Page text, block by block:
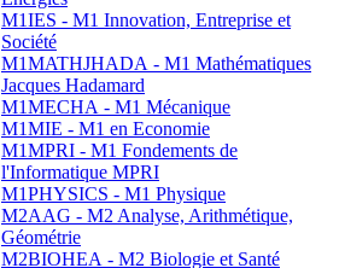
M1IES - M1 Innovation, Entreprise et
Société
M1MATHJHADA - M1 Mathématiques
Jacques Hadamard
M1MECHA - M1 Mécanique
M1MIE - M1 en Economie
M1MPRI - M1 Fondements de
l'Informatique MPRI
M1PHYSICS - M1 Physique
M2AAG - M2 Analyse, Arithmétique,
Géométrie
M2BIOHEA - M2 Biologie et Santé